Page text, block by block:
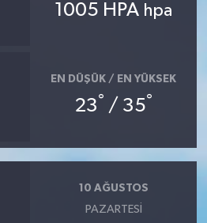
1005 HPA hpa
EN DÜŞÜK / EN YÜKSEK
23° / 35°
10 AĞUSTOS
PAZARTESI